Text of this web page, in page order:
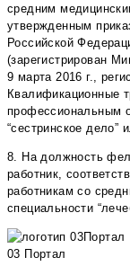
средним
утвержденным
Российской
(зарегистрирован
9 марта 2016 г.,
Квалификационные
профессиональным
“сестринское дело”
8. На должность
работник,
работникам со
специальности
03 Портал